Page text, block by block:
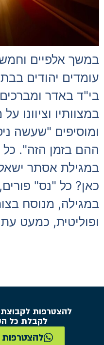
במשך אלפיים
עומדים יהודים
בי"ד באדר
במצוותיו וציוונו
ומוסיפים "שעשה
ההם בזמן הזה".
במגילת אסתר
כאן? כל "נס"
במגילה, מנוסח
ופוליטית, כמעט
להצטרפות
לקבלת כל
להצטרפות